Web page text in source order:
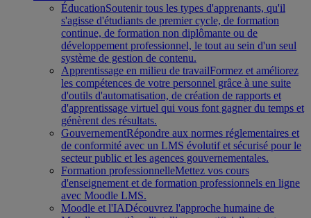
ÉducationSoutenir tous les types d'apprenants, qu'il
s'agisse d'étudiants de premier cycle, de formation
continue, de formation non diplômante ou de
développement professionnel, le tout au sein d'un seul
système de gestion de contenu.
Apprentissage en milieu de travailFormez et améliorez
les compétences de votre personnel grâce à une suite
d'outils d'automatisation, de création de rapports et
d'apprentissage virtuel qui vous font gagner du temps et
génèrent des résultats.
GouvernementRépondre aux normes réglementaires et
de conformité avec un LMS évolutif et sécurisé pour le
secteur public et les agences gouvernementales.
Formation professionnelleMettez vos cours
d'enseignement et de formation professionnels en ligne
avec Moodle LMS.
Moodle et l'IADécouvrez l'approche humaine de